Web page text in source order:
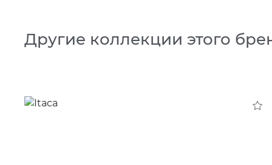
Другие коллекции этого